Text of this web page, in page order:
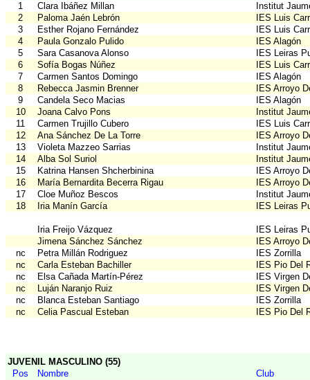
1
Clara Ibáñez Millan
Institut
2
Paloma Jaén Lebrón
IES Luis
3
Esther Rojano Fernández
IES Luis
4
Paula Gonzalo Pulido
IES Alagón
5
Sara Casanova Alonso
IES Leiras
6
Sofía Bogas Núñez
IES Luis
7
Carmen Santos Domingo
IES Alagón
8
Rebecca Jasmin Brenner
IES Arroyo
9
Candela Seco Macias
IES Alagón
10
Joana Calvo Pons
Institut
11
Carmen Trujillo Cubero
IES Luis
12
Ana Sánchez De La Torre
IES Arroyo
13
Violeta Mazzeo Sarrias
Institut
14
Alba Sol Suriol
Institut
15
Katrina Hansen Shcherbinina
IES Arroyo
16
María Bernardita Becerra Rigau
IES Arroyo
17
Cloe Muñoz Bescos
Institut
18
Iria Manín García IES Leiras
Iria Freijo Vázquez
IES Leiras
Jimena Sánchez Sánchez
IES Arroyo
nc
Petra Millán Rodriguez
IES Zorrilla
nc
Carla Esteban Bachiller
IES Pio Del
nc
Elsa Cañada Martín-Pérez
IES Virgen
nc
Luján Naranjo Ruiz
IES Virgen
nc
Blanca Esteban Santiago
IES Zorrilla
nc
Celia Pascual Esteban IES Pio Del
JUVENIL MASCULINO (55)
Pos
Nombre
Club